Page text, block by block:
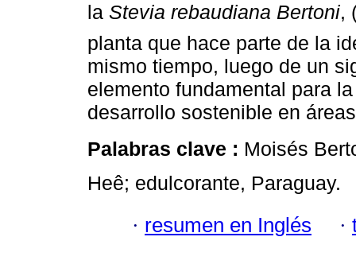
la Stevia rebaudiana Bertoni,
planta que hace parte de la
mismo tiempo, luego de un
elemento fundamental para
desarrollo sostenible en
Palabras clave : Moisés
Heê; edulcorante, Paraguay.
· resumen en Inglés ·